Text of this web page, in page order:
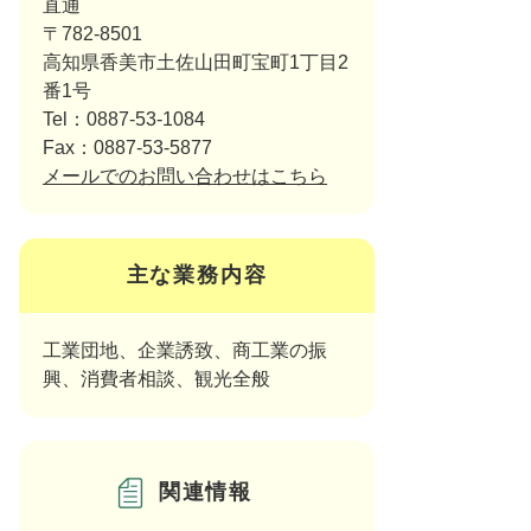
直通
〒782-8501
高知県香美市土佐山田町宝町1丁目2
番1号
Tel：0887-53-1084
Fax：0887-53-5877
メールでのお問い合わせはこちら
主な業務内容
工業団地、企業誘致、商工業の振
興、消費者相談、観光全般
関連情報